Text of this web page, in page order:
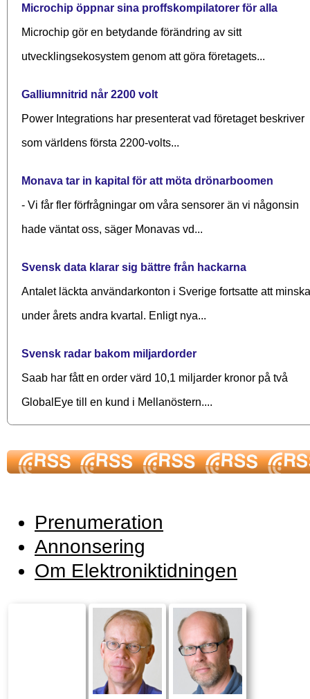
Microchip öppnar sina proffskompilatorer för alla
Microchip gör en betydande förändring av sitt
utvecklingsekosystem genom att göra företagets...
Galliumnitrid når 2200 volt
Power Integrations har presenterat vad företaget beskriver
som världens första 2200-volts...
Monava tar in kapital för att möta drönarboomen
- Vi får fler förfrågningar om våra sensorer än vi någonsin
hade väntat oss, säger Monavas vd...
Svensk data klarar sig bättre från hackarna
Antalet läckta användarkonton i Sverige fortsatte att minska
under årets andra kvartal. Enligt nya...
Svensk radar bakom miljardorder
Saab har fått en order värd 10,1 miljarder kronor på två
GlobalEye till en kund i Mellanöstern....
Prenumeration
Annonsering
Om Elektroniktidningen